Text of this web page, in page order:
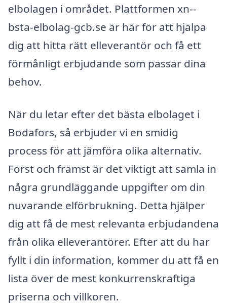
elbolagen i området. Plattformen xn--
bsta-elbolag-gcb.se är här för att hjälpa
dig att hitta rätt elleverantör och få ett
förmånligt erbjudande som passar dina
behov.
När du letar efter det bästa elbolaget i
Bodafors, så erbjuder vi en smidig
process för att jämföra olika alternativ.
Först och främst är det viktigt att samla in
några grundläggande uppgifter om din
nuvarande elförbrukning. Detta hjälper
dig att få de mest relevanta erbjudandena
från olika elleverantörer. Efter att du har
fyllt i din information, kommer du att få en
lista över de mest konkurrenskraftiga
priserna och villkoren.